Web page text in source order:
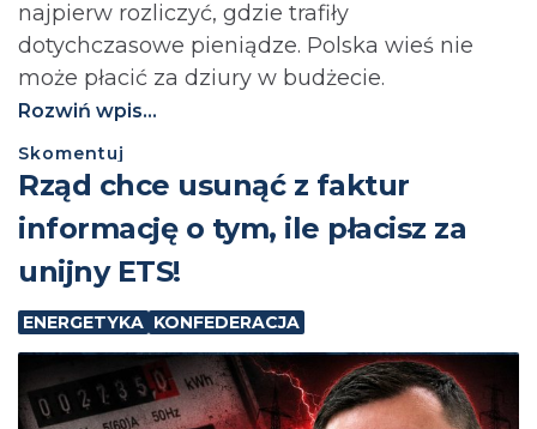
najpierw rozliczyć, gdzie trafiły
dotychczasowe pieniądze. Polska wieś nie
może płacić za dziury w budżecie.⁩
Rozwiń wpis...
Skomentuj
Rząd chce usunąć z faktur
informację o tym, ile płacisz za
unijny ETS!
ENERGETYKA KONFEDERACJA